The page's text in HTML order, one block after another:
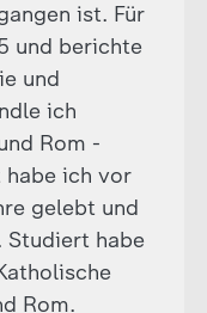
ist. Für
und berichte
und
ich
Rom -
ich vor
gelebt und
Studiert habe
Rom.